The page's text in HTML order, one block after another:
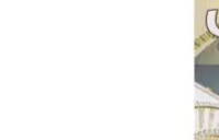
قائمة
الرغبات